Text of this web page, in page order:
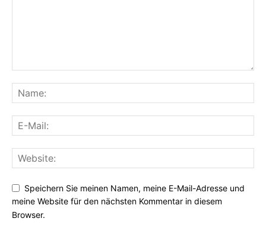
Speichern Sie meinen Namen, meine E-Mail-Adresse und
meine Website für den nächsten Kommentar in diesem
Browser.